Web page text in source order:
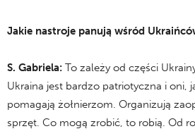
Jakie nastroje panują wśród
S. Gabriela: To zależy od części
Ukraina jest bardzo patriotyczna i oni,
pomagają żołnierzom. Organizują
sprzęt. Co mogą zrobić, to robią. Od